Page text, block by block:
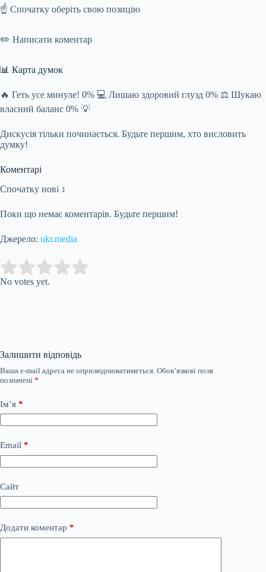
☝️ Спочатку оберіть свою позицію
✏️ Написати коментар
📊 Карта думок
🔥 Геть усе минуле! 0% 💻 Лишаю здоровий глузд 0% ⚖️ Шукаю
власний баланс 0% 💡
Дискусія тільки починається. Будьте першим, хто висловить
думку!
Коментарі
Спочатку нові ↕
Поки що немає коментарів. Будьте першим!
Джерело: ukr.media
Rate this item:
No votes yet.
Залишити відповідь
Ваша e-mail адреса не оприлюднюватиметься. Обов’язкові поля
позначені *
Ім’я *
Email *
Сайт
Додати коментар *